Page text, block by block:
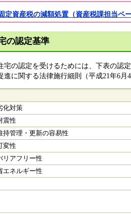
定資産税の減額処置（資産税課担当ペー
の認定基準
の認定を受けるためには、下表の認
進に関する法律施行細則（平成21年6
化対策
震性
持管理・更新の容易性
変性
リアフリー性
エネルギー性